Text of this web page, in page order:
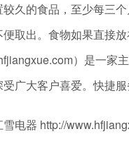
较久的食品，至少每三
便取出。食物如果直接
）是一
广大客户喜爱。快捷
雪电器 http://